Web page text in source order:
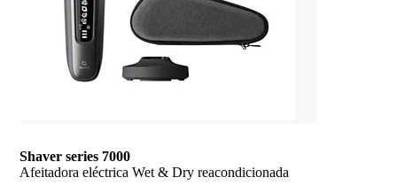
Shaver series 7000
Afeitadora eléctrica Wet & Dry reacondicionada